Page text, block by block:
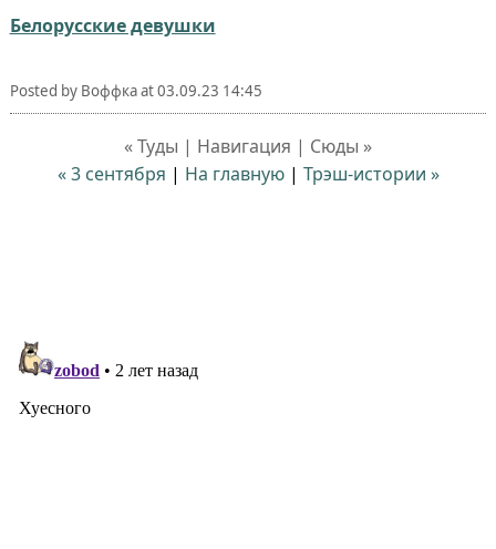
Белорусские девушки
Posted by Воффкаat03.09.23 14:45
« Туды | Навигация | Сюды »
« 3 сентября | На главную| Трэш-истории »